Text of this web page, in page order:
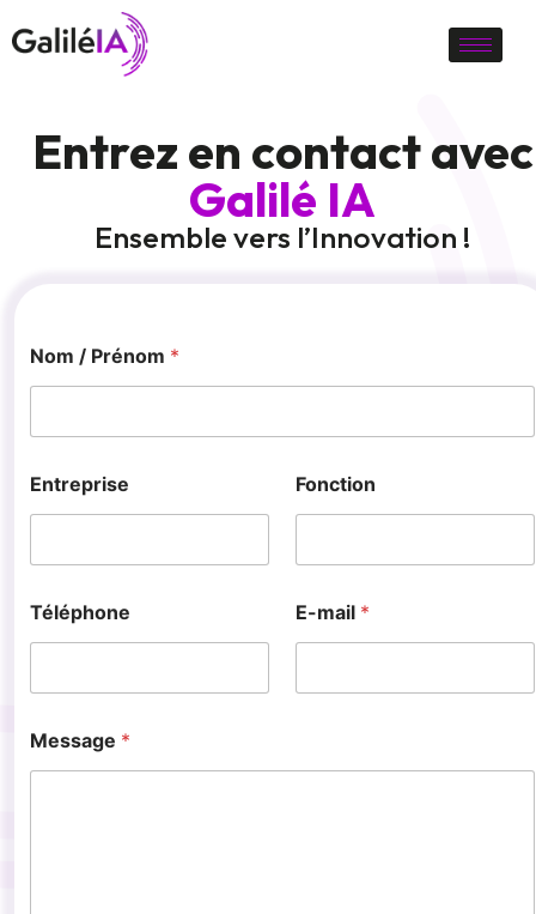
Entrez en contact avec
Galilé IA
Ensemble vers l’Innovation !
Nom / Prénom *
Entreprise Fonction
Téléphone E-mail *
Message *